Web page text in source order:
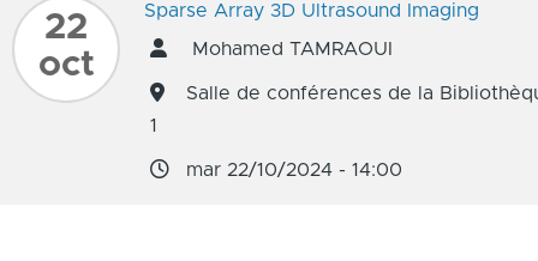
22
oct
Sparse Array 3D Ultrasound Imaging
Mohamed TAMRAOUI
Salle de conférences de la
1
mar 22/10/2024 - 14:00